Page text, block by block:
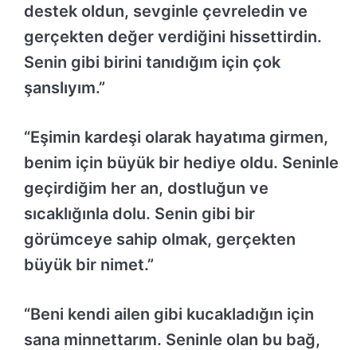
destek oldun, sevginle çevreledin ve
gerçekten değer verdiğini hissettirdin.
Senin gibi birini tanıdığım için çok
şanslıyım.”
“Eşimin kardeşi olarak hayatıma girmen,
benim için büyük bir hediye oldu. Seninle
geçirdiğim her an, dostluğun ve
sıcaklığınla dolu. Senin gibi bir
görümceye sahip olmak, gerçekten
büyük bir nimet.”
“Beni kendi ailen gibi kucakladığın için
sana minnettarım. Seninle olan bu bağ,